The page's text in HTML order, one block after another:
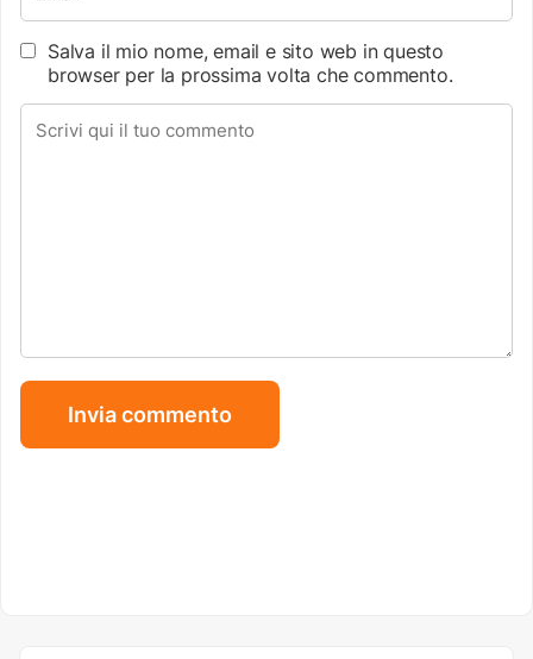
Salva il mio nome, email e sito web in questo
browser per la prossima volta che commento.